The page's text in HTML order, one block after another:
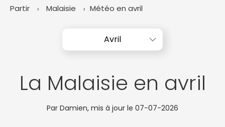
Partir Malaisie Météo en avril
Avril
La Malaisie en avril
Par Damien, mis à jour le 07-07-2026
Juillet
Août Septembre
Octobre